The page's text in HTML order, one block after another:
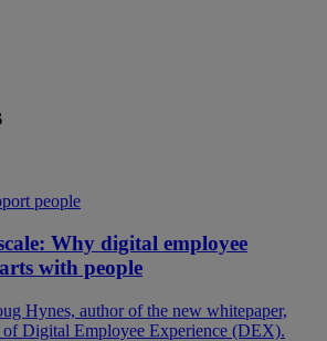
people
Why digital employee
with people
Hynes, author of the new whitepaper,
Digital Employee Experience (DEX).